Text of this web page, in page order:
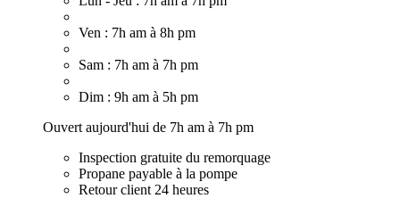
Ven : 7h am à 8h pm
Sam : 7h am à 7h pm
Dim : 9h am à 5h pm
Ouvert aujourd'hui de 7h am à 7h pm
Inspection gratuite du remorquage
Propane payable à la pompe
Retour client 24 heures